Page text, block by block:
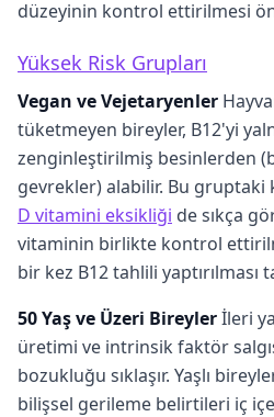
düzeyinin kontrol ettirilmesi
Yüksek Risk Grupları
Vegan ve Vejetaryenler
tüketmeyen bireyler, B12'yi
zenginleştirilmiş besinlerden
gevrekler) alabilir. Bu gruptaki
D vitamini eksikliği de sıkça
vitaminin birlikte kontrol
bir kez B12 tahlili yaptırılması
50 Yaş ve Üzeri Bireylerİleri
üretimi ve intrinsik faktör
bozukluğu sıklaşır. Yaşlı
bilişsel gerileme belirtileri iç